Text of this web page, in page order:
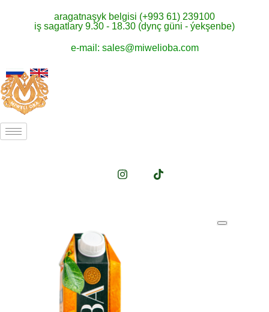
aragatnaşyk belgisi (+993 61) 239100
iş sagatlary 9.30 - 18.30 (dynç güni - ýekşenbe)
e-mail: sales@miwelioba.com